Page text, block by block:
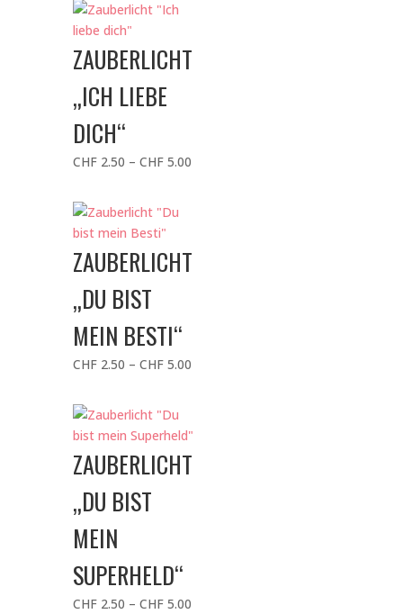
ZAUBERLICHT
„ICH LIEBE
DICH“
CHF2.50 – CHF5.00Preisspanne:
ZAUBERLICHT
„DU BIST
MEIN BESTI“
CHF2.50 – CHF5.00Preisspanne:
ZAUBERLICHT
„DU BIST
MEIN
SUPERHELD“
CHF2.50 – CHF5.00Preisspanne: